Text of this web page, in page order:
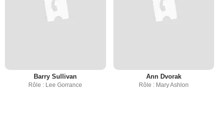
Barry Sullivan
Rôle : Lee Gorrance
Ann Dvorak
Rôle : Mary Ashlon